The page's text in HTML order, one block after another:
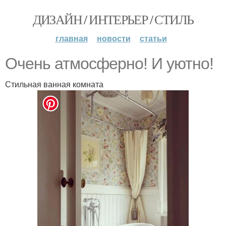
ДИЗАЙН / ИНТЕРЬЕР / СТИЛЬ
главная новости статьи
Очень атмосферно! И уютно!
Стильная ванная комната